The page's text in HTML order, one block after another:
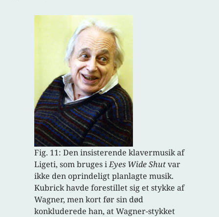
Fig. 11: Den insisterende klavermusik af
Ligeti, som bruges iEyes Wide Shutvar
ikke den oprindeligt planlagte musik.
Kubrick havde forestillet sig et stykke af
Wagner, men kort før sin død
konkluderede han, at Wagner-stykket